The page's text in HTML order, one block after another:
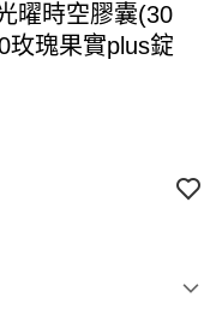
曜時空膠囊(30
玫瑰果實plus錠